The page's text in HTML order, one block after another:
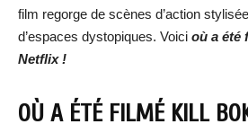
film regorge de scènes d’action
d’espaces dystopiques. Voici où a été
Netflix !
OÙ A ÉTÉ FILMÉ KILL